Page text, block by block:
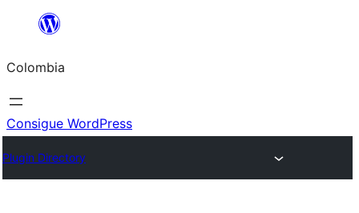
Saltar
contenido
Colombia
Consigue WordPress
Plugin Directory